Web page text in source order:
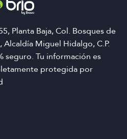
Planta Baja, Col. Bosques de
Miguel Hidalgo, C.P.
seguro. Tu información es
protegida por